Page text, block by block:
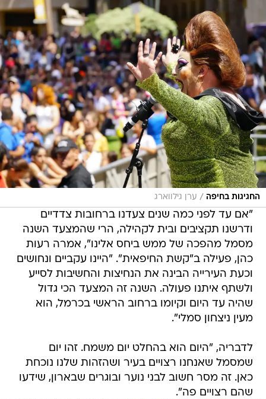
החגיגות בחיפה / ערן גילווארג
"אם עד לפני כמה שנים צעדנו ברחובות צדדיים
ודרשנו תקציבים ובית לקהילה, הרי שהמצעד השנה
מסמל מהפכה של ממש ביחס אלינו", אמרה רעות
כהן, פעילה ב"קשת החיפאית". "היינו עקביים ונחושים
וכעת העירייה הבינה את הנחיצות והחשיבות לסייע
ולשתף איתנו פעולה. השנה זה המצעד הכי גדול
שהיה עד היום וקיומו ברחוב הראשי בכרמל, הוא
מעין ניצחון סמלי".
לדבריה, "היום הוא בהחלט יום משמח. זהו יום
שמסמל שאנחנו רצויים בעיר ושהזהות שלנו נוכחת
כאן. זה מסר חשוב לבני נוער ובוגרים שבארון, שידעו
שהם רצויים פה".